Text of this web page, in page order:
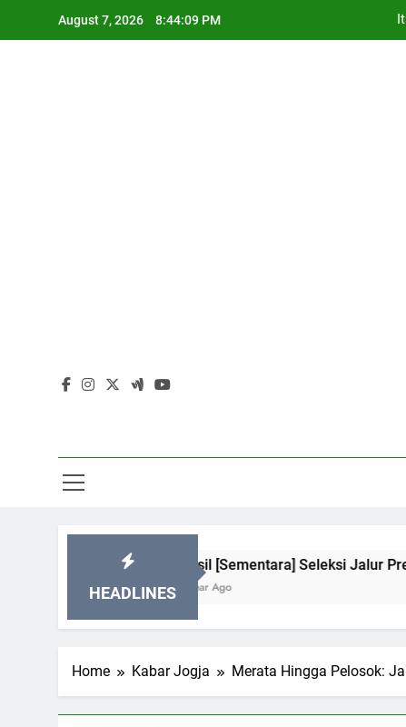
August 7, 2026 8:44:10 PM
HEADLINES
Hasil [Sementara] Seleksi Jalur Prestasi SMP
1 Year Ago
Home Kabar Jogja Merata Hingga Pelosok: